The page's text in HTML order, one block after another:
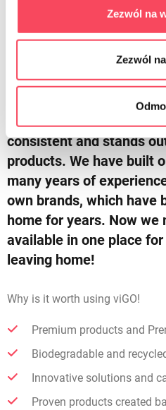
Zezwól na
Zezwól
More about us
We try to meet your
viGO! is a revolution on
market. Innovative
consistent and stands
products. We have built
many years of
own brands, which have
home for years. Now we
available in one place
leaving home!
Why is it worth using viGO!
Premium products and
Biodegradable and
Innovative solutions and
Proven products created